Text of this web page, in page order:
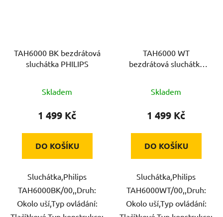
TAH6000 BK bezdrátová
sluchátka PHILIPS
Skladem
1 499 Kč
DO KOŠÍKU
Sluchátka,Philips
TAH6000BK/00,,Druh:
Okolo uší,Typ ovládání:
TAH6000 WT
bezdrátová sluchátka
Skladem
1 499 Kč
DO KOŠÍKU
Sluchátka,Philips
TAH6000WT/00,,Druh:
Okolo uší,Typ ovládání: